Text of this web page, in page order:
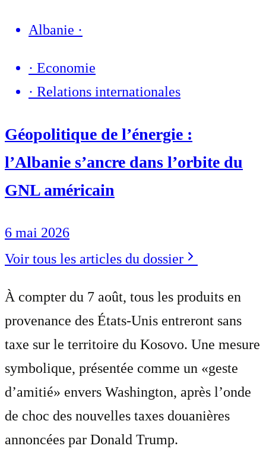
Albanie ·
· Economie
· Relations internationales
Géopolitique de l’énergie :
l’Albanie s’ancre dans l’orbite du
GNL américain
6 mai 2026
Voir tous les articles du dossier
À compter du 7 août, tous les produits en
provenance des États-Unis entreront sans
taxe sur le territoire du Kosovo. Une mesure
symbolique, présentée comme un «geste
d’amitié» envers Washington, après l’onde
de choc des nouvelles taxes douanières
annoncées par Donald Trump.